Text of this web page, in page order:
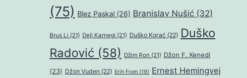
(75) Blez Paskal (26) Branislav Nušić (32)
Brus Li (21) Dejl Karnegi (21) Duško Korać (22) Duško
Radović (58) Džim Ron (21) Džon F. Kenedi
(23) Džon Vuden (22) Erih From (19) Ernest Hemingvej